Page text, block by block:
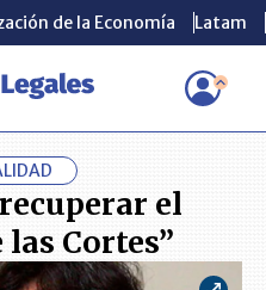
de la Economía Latam
recuperar el prestigio de las
de la Economía Latam
el
Cortes”